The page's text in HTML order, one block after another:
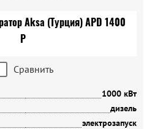
Сравнить
1000 кВт
дизель
электрозапуск